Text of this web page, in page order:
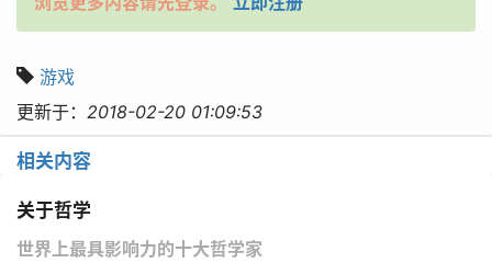
游戏
更新于： 2018-02-20 01:09:53
相关内容
关于哲学
世界上最具影响力的十大哲学家